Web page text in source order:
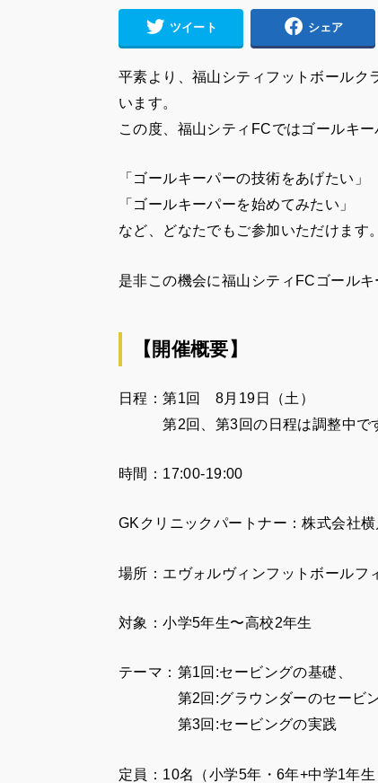
ツイート シェア
平素より、福山シティフットボールク
います。
この度、福山シティFCではゴールキ
「ゴールキーパーの技術をあげたい」
「ゴールキーパーを始めてみたい」
など、どなたでもご参加いただけま
是非この機会に福山シティFCゴール
【開催概要】
日程：第1回 8月19日（土）
第2回、第3回の日程は調整中で
時間：17:00-19:00
GKクリニックパートナー：株式会社横
場所：エヴォルヴィンフットボールフ
対象：小学5年生〜高校2年生
テーマ：第1回:セービングの
第2回:グラウンダーのセービ
第3回:セービングの実践
定員：10名（小学5年・6年+中学1年